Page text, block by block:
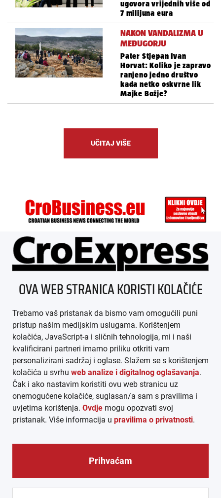
ugovora vrijednih više od
7 milijuna eura
NAKON VANDALIZMA U
MEĐUGORJU
Pater Stjepan Ivan
Horvat: Koliko je zapravo
ranjeno jedno društvo
kada netko oskvrne lik
Majke Božje?
UČITAJ VIŠE
ÜBER UNS
IMPRESSUM
AGB
DATENSCHUTZ
MEDIADATEN
ARHIVA (PDF)
© CROEXPRESS │ INFORMATIVNI MEDIJ HRVATA IZVAN
OVA WEB STRANICA KORISTI KOLAČIĆE
Trebamo vaš pristanak da bismo vam omogućili puni
pristup našim medijskim uslugama. Korištenjem
kolačića, JavaScript-a i sličnih tehnologija, mi i naši
kvalificirani partneri imamo priliku otkriti vam
personalizirani sadržaj i oglase. Slažem se s korištenjem
kolačića u svrhu web analize i digitalnog oglašavanja.
Čak i ako nastavim koristiti ovu web stranicu uz
onemogućene kolačiće, suglasan/a sam s pravilima i
uvjetima korištenja. Ovdje mogu opozvati svoj
pristanak. Više informacija u pravilima o privatnosti.
Prihvaćam